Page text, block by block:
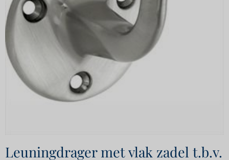
Leuningdrager met vlak zadel t.b.v.